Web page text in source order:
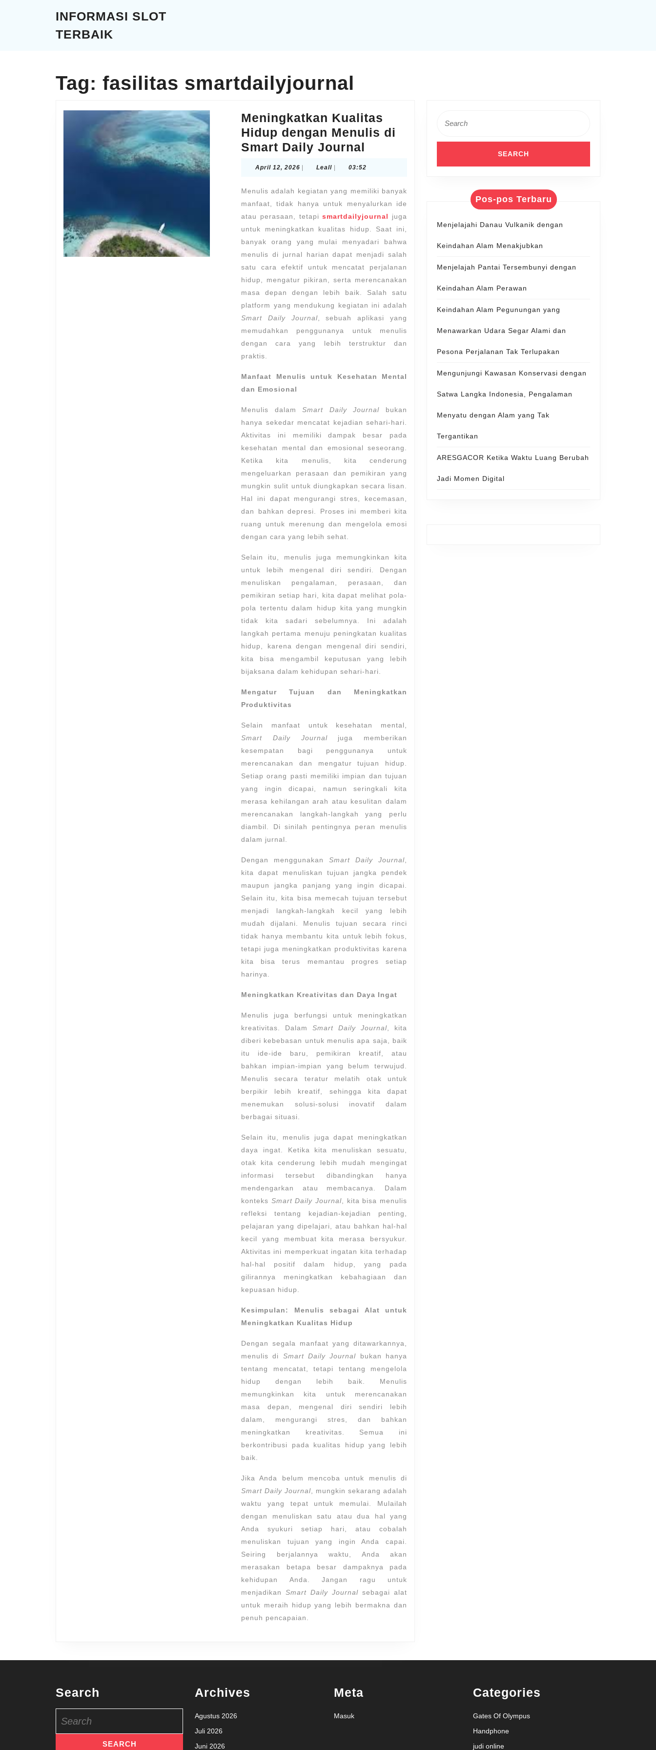
INFORMASI SLOT
TERBAIK
Tag: fasilitas smartdailyjournal
Meningkatkan Kualitas
Hidup dengan Menulis di
Smart Daily Journal
dengan
Menulis
di
Smart
Daily
Journal
April 12, 2026 April
LeallLeall 03:52
Menulis adalah kegiatan yang memiliki banyak
manfaat, tidak hanya untuk menyalurkan ide
atau perasaan, tetapismartdailyjournal
juga
untuk meningkatkan kualitas hidup. Saat ini,
banyak orang yang mulai menyadari bahwa
menulis di jurnal harian dapat menjadi salah
satu cara efektif untuk mencatat perjalanan
hidup, mengatur pikiran, serta merencanakan
masa depan dengan lebih baik. Salah satu
platform yang mendukung kegiatan ini adalah
Smart Daily Journal, sebuah aplikasi yang
memudahkan penggunanya untuk menulis
dengan cara yang lebih terstruktur dan
praktis.
Manfaat Menulis untuk Kesehatan Mental
dan Emosional
Menulis dalamSmart Daily Journal bukan
hanya sekedar mencatat kejadian sehari-hari.
Aktivitas ini memiliki dampak besar pada
kesehatan mental dan emosional seseorang.
Ketika kita menulis, kita cenderung
mengeluarkan perasaan dan pemikiran yang
mungkin sulit untuk diungkapkan secara lisan.
Hal ini dapat mengurangi stres, kecemasan,
dan bahkan depresi. Proses ini memberi kita
ruang untuk merenung dan mengelola emosi
dengan cara yang lebih sehat.
Selain itu, menulis juga memungkinkan kita
untuk lebih mengenal diri sendiri. Dengan
menuliskan pengalaman, perasaan, dan
pemikiran setiap hari, kita dapat melihat pola-
pola tertentu dalam hidup kita yang mungkin
tidak kita sadari sebelumnya. Ini adalah
langkah pertama menuju peningkatan kualitas
hidup, karena dengan mengenal diri sendiri,
kita bisa mengambil keputusan yang lebih
bijaksana dalam kehidupan sehari-hari.
Mengatur Tujuan dan Meningkatkan
Produktivitas
Selain manfaat untuk kesehatan mental,
Smart Daily Journaljuga memberikan
kesempatan bagi penggunanya untuk
merencanakan dan mengatur tujuan hidup.
Setiap orang pasti memiliki impian dan tujuan
yang ingin dicapai, namun seringkali kita
merasa kehilangan arah atau kesulitan dalam
merencanakan langkah-langkah yang perlu
diambil. Di sinilah pentingnya peran menulis
dalam jurnal.
Dengan menggunakan Smart Daily Journal
kita dapat menuliskan tujuan jangka pendek
maupun jangka panjang yang ingin dicapai.
Selain itu, kita bisa memecah tujuan tersebut
menjadi langkah-langkah kecil yang lebih
mudah dijalani. Menulis tujuan secara rinci
tidak hanya membantu kita untuk lebih fokus,
tetapi juga meningkatkan produktivitas karena
kita bisa terus memantau progres setiap
harinya.
Meningkatkan Kreativitas dan Daya Ingat
Menulis juga berfungsi untuk meningkatkan
kreativitas. Dalam Smart Daily Journal , kita
diberi kebebasan untuk menulis apa saja, baik
itu ide-ide baru, pemikiran kreatif, atau
bahkan impian-impian yang belum terwujud.
Menulis secara teratur melatih otak untuk
berpikir lebih kreatif, sehingga kita dapat
menemukan solusi-solusi inovatif dalam
berbagai situasi.
Selain itu, menulis juga dapat meningkatkan
daya ingat. Ketika kita menuliskan sesuatu,
otak kita cenderung lebih mudah mengingat
informasi tersebut dibandingkan hanya
mendengarkan atau membacanya. Dalam
konteks Smart Daily Journal , kita bisa menulis
refleksi tentang kejadian-kejadian penting,
pelajaran yang dipelajari, atau bahkan hal-hal
kecil yang membuat kita merasa bersyukur.
Aktivitas ini memperkuat ingatan kita terhadap
hal-hal positif dalam hidup, yang pada
gilirannya meningkatkan kebahagiaan dan
kepuasan hidup.
Kesimpulan: Menulis sebagai Alat untuk
Meningkatkan Kualitas Hidup
Dengan segala manfaat yang ditawarkannya,
menulis di Smart Daily Journal bukan hanya
tentang mencatat, tetapi tentang mengelola
hidup dengan lebih baik. Menulis
memungkinkan kita untuk merencanakan
masa depan, mengenal diri sendiri lebih
dalam, mengurangi stres, dan bahkan
meningkatkan kreativitas. Semua ini
berkontribusi pada kualitas hidup yang lebih
baik.
Jika Anda belum mencoba untuk menulis di
Smart Daily Journal , mungkin sekarang adalah
waktu yang tepat untuk memulai. Mulailah
dengan menuliskan satu atau dua hal yang
Anda syukuri setiap hari, atau cobalah
menuliskan tujuan yang ingin Anda capai.
Seiring berjalannya waktu, Anda akan
merasakan betapa besar dampaknya pada
kehidupan Anda. Jangan ragu untuk
menjadikan Smart Daily Journal sebagai alat
untuk meraih hidup yang lebih bermakna dan
penuh pencapaian.
for:
Pos-pos Terbaru
Menjelajahi Danau Vulkanik dengan
Keindahan Alam Menakjubkan
Menjelajah Pantai Tersembunyi dengan
Keindahan Alam Perawan
Keindahan Alam Pegunungan yang
Menawarkan Udara Segar Alami dan
Pesona Perjalanan Tak Terlupakan
Mengunjungi Kawasan Konservasi dengan
Satwa Langka Indonesia, Pengalaman
Menyatu dengan Alam yang Tak
Tergantikan
ARESGACOR Ketika Waktu Luang Berubah
Jadi Momen Digital
Search
for:
Archives
Agustus 2026
Juli 2026
Juni 2026
Meta
Masuk
Categories
Gates Of Olympus
Handphone
judi online